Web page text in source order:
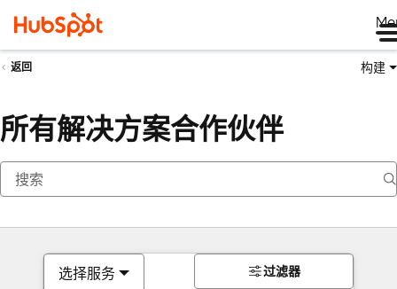
返回 构建
所有解决方案合作伙伴
选择服务 过滤器